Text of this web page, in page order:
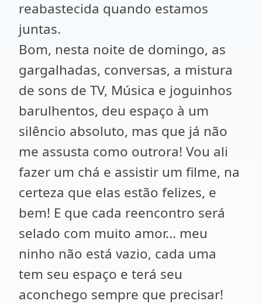
reabastecida quando estamos
juntas.
Bom, nesta noite de domingo, as
gargalhadas, conversas, a mistura
de sons de TV, Música e joguinhos
barulhentos, deu espaço à um
silêncio absoluto, mas que já não
me assusta como outrora! Vou ali
fazer um chá e assistir um filme, na
certeza que elas estão felizes, e
bem! E que cada reencontro será
selado com muito amor... meu
ninho não está vazio, cada uma
tem seu espaço e terá seu
aconchego sempre que precisar!